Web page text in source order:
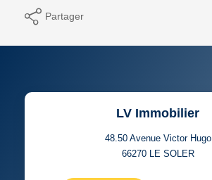
Partager
LV Immobilier
48.50 Avenue Victor Hugo
66270 LE SOLER